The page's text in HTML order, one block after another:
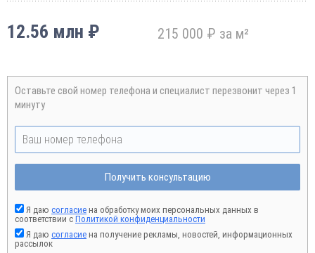
12.56 млн ₽ 215 000 ₽ за м²
Оставьте свой номер телефона и специалист перезвонит через 1
минуту
Получить консультацию
Я даю согласие на обработку моих персональных данных в
соответствии с Политикой конфиденциальности
Я даю согласие на получение рекламы, новостей, информационных
рассылок